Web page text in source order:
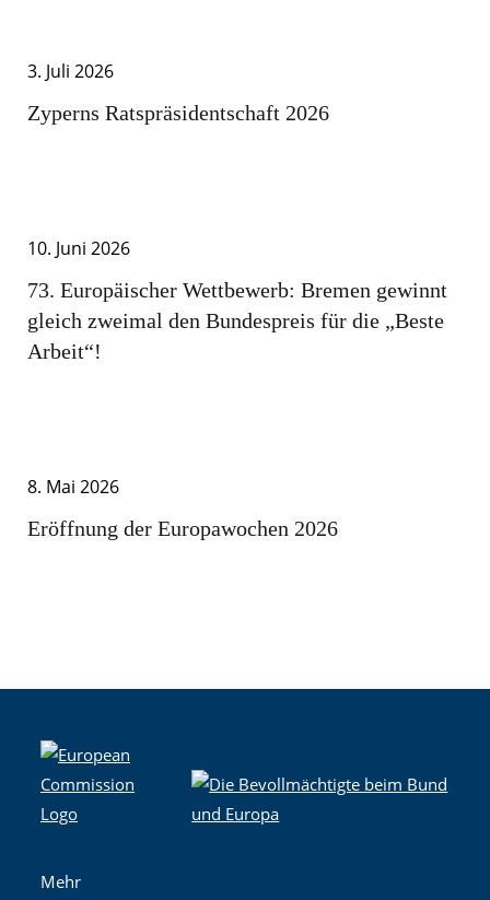
3. Juli 2026
Zyperns Ratspräsidentschaft 2026
10. Juni 2026
73. Europäischer Wettbewerb: Bremen gewinnt
gleich zweimal den Bundespreis für die „Beste
Arbeit“!
8. Mai 2026
Eröffnung der Europawochen 2026
Mehr